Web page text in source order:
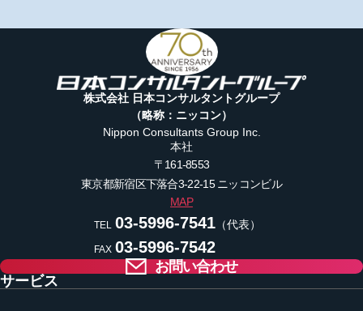
株式会社 日本コンサルタントグループ
（略称：ニッコン）
Nippon Consultants Group Inc.
本社
〒161-8553
東京都新宿区下落合3-22-15ニッコンビル
MAP
TEL 03-5996-7541（代表）
FAX 03-5996-7542
お問い合わせ
サービス